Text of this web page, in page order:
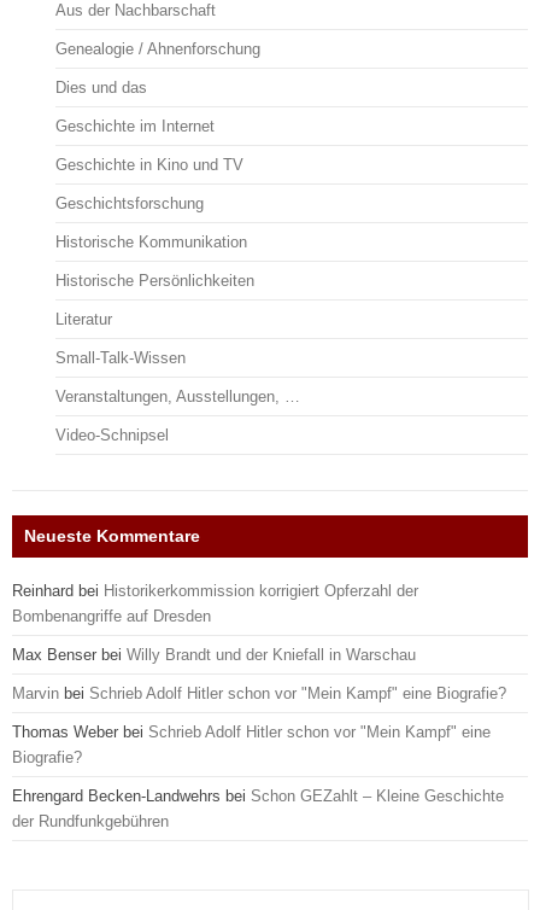
Aus der Nachbarschaft
Genealogie / Ahnenforschung
Dies und das
Geschichte im Internet
Geschichte in Kino und TV
Geschichtsforschung
Historische Kommunikation
Historische Persönlichkeiten
Literatur
Small-Talk-Wissen
Veranstaltungen, Ausstellungen, …
Video-Schnipsel
Neueste Kommentare
Reinhard bei Historikerkommission korrigiert Opferzahl der
Bombenangriffe auf Dresden
Max Benser bei Willy Brandt und der Kniefall in Warschau
Marvin bei Schrieb Adolf Hitler schon vor "Mein Kampf" eine Biografie?
Thomas Weber bei Schrieb Adolf Hitler schon vor "Mein Kampf" eine
Biografie?
Ehrengard Becken-Landwehrs bei Schon GEZahlt – Kleine Geschichte
der Rundfunkgebühren